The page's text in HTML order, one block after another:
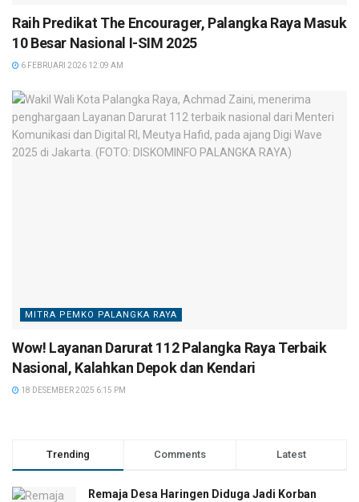
Raih Predikat The Encourager, Palangka Raya Masuk
10 Besar Nasional I-SIM 2025
6 FEBRUARI 2026 12:09 AM
MITRA PEMKO PALANGKA RAYA
Wow! Layanan Darurat 112 Palangka Raya Terbaik
Nasional, Kalahkan Depok dan Kendari
18 DESEMBER 2025 6:15 PM
Trending Comments Latest
Remaja Desa Haringen Diduga Jadi Korban